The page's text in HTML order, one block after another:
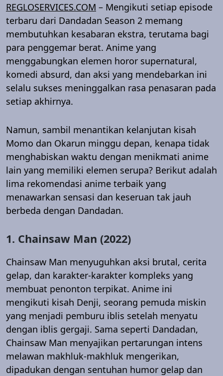
REGLOSERVICES.COM – Mengikuti setiap episode
terbaru dari Dandadan Season 2 memang
membutuhkan kesabaran ekstra, terutama bagi
para penggemar berat. Anime yang
menggabungkan elemen horor supernatural,
komedi absurd, dan aksi yang mendebarkan ini
selalu sukses meninggalkan rasa penasaran pada
setiap akhirnya.
Namun, sambil menantikan kelanjutan kisah
Momo dan Okarun minggu depan, kenapa tidak
menghabiskan waktu dengan menikmati anime
lain yang memiliki elemen serupa? Berikut adalah
lima rekomendasi anime terbaik yang
menawarkan sensasi dan keseruan tak jauh
berbeda dengan Dandadan.
1. Chainsaw Man (2022)
Chainsaw Man menyuguhkan aksi brutal, cerita
gelap, dan karakter-karakter kompleks yang
membuat penonton terpikat. Anime ini
mengikuti kisah Denji, seorang pemuda miskin
yang menjadi pemburu iblis setelah menyatu
dengan iblis gergaji. Sama seperti Dandadan,
Chainsaw Man menyajikan pertarungan intens
melawan makhluk-makhluk mengerikan,
dipadukan dengan sentuhan humor gelap dan